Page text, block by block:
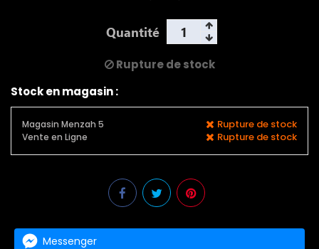
Quantité
Rupture de stock
Stock en magasin :
Magasin Menzah 5 Rupture de stock
Vente en Ligne Rupture de stock
Messenger